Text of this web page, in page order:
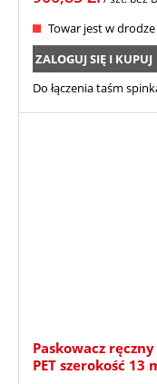
Towar jest w
ZALOGUJ SIĘ I KUPUJ
Do łączenia taśm
Paskowacz
PET szerokość 13